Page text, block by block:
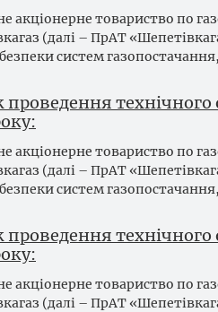
акціонерне товариство по
(далі – ПрАТ
систем
проведення технічного
акціонерне товариство по
(далі – ПрАТ
систем
проведення технічного
акціонерне товариство по
(далі – ПрАТ